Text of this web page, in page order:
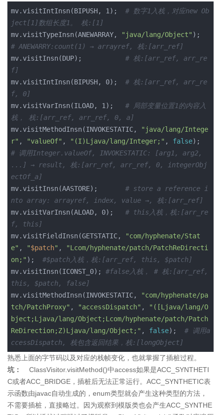
mv.visitIntInsn(BIPUSH, 1); # 数字1入栈，对应new Ob
ject[1]数组长度1。 栈: [1]
mv.visitTypeInsn(ANEWARRAY,
"java/lang/Object"
# ANEWARRY:count(1) → arrayref, 栈: [arr_ref]
mv.visitInsn(DUP); # 栈: [arr_ref, arr_re
f]
mv.visitIntInsn(BIPUSH, 0); # 栈: [arr_ref, arr_re
f, 0]
mv.visitVarInsn(ILOAD, 1); # 局部变量位置1的内容入
栈， 栈: [arr_ref, arr_ref, 0, a]
mv.visitMethodInsn(INVOKESTATIC,
"java/lang/Intege
r" , "valueOf" , "(I)Ljava/lang/Integer;" , false
# 调用Integer.valueOf, INVOKESTATIC:
[arg1, arg2,
...] → result, 栈: [arr_ref, arr_ref, 0, integerObj
ectOf_a]
mv.visitInsn(AASTORE); # store a reference i
nto array: arrayref, index, value →, 栈: [arr_ref]
mv.visitVarInsn(ALOAD, 0); # this入栈，栈: [arr_re
f, this]
mv.visitFieldInsn(GETSTATIC,
"com/hyphenate/Stat
e" , "$patch" ,
"Lcom/hyphenate/patch/PatchReDirecti
on;" ); #$patch入栈，栈: [arr_ref, this, $patch]
mv.visitInsn(ICONST_0); #false入栈， # 栈: [arr_ref,
this, $patch, false]
mv.visitMethodInsn(INVOKESTATIC,
"com/hyphenate/pa
tch/PatchProxy" , "accessDispatch" , "( [Ljava/lang/O
bject;Ljava/lang/Object;Lcom/hyphenate/patch/Patch
ReDirection;Z)Ljava/lang/Object;" , false); # 调用a
ccessDispatch, 栈包含返回结果，栈: [longObject]
熟悉上面的字节码以及对应的栈帧变化，也就掌握了插桩过程。
坑：
ClassVisitor.visitMethod()中access如果是ACC_SYNTHETI
C或者ACC_BRIDGE，插桩后无法正常运行。ACC_SYNTHETIC表
示函数由javac自动生成的，enum类型就会产生这种类型的方法，
不需要插桩，直接略过。因为观察到模版类也会产生ACC_SYNTHE